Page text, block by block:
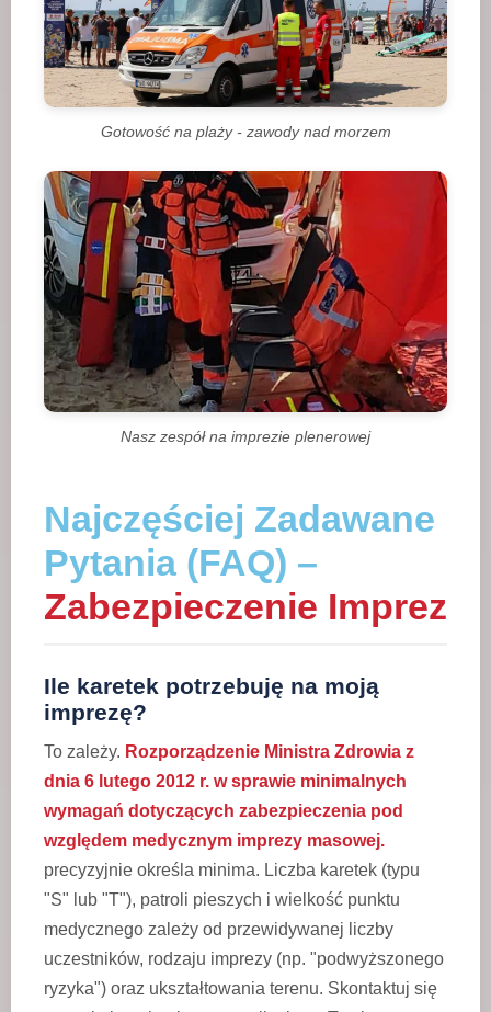
Gotowość na plaży - zawody nad morzem
Nasz zespół na imprezie plenerowej
Najczęściej Zadawane
Pytania (FAQ) –
Zabezpieczenie Imprez
Ile karetek potrzebuję na moją
imprezę?
To zależy. Rozporządzenie Ministra Zdrowia z
dnia 6 lutego 2012 r. w sprawie minimalnych
wymagań dotyczących zabezpieczenia pod
względem medycznym imprezy masowej.
precyzyjnie określa minima. Liczba karetek (typu
"S" lub "T"), patroli pieszych i wielkość punktu
medycznego zależy od przewidywanej liczby
uczestników, rodzaju imprezy (np. "podwyższonego
ryzyka") oraz ukształtowania terenu. Skontaktuj się